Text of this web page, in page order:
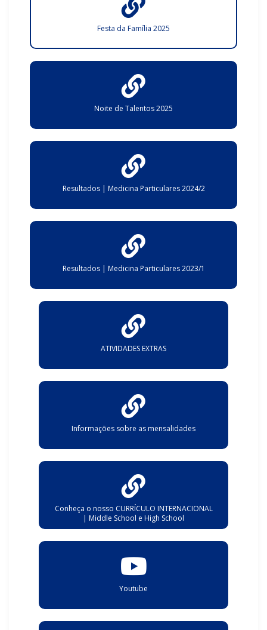
Festa da Família 2025
Noite de Talentos 2025
Resultados | Medicina Particulares 2024/2
Resultados | Medicina Particulares 2023/1
ATIVIDADES EXTRAS
Informações sobre as mensalidades
Conheça o nosso CURRÍCULO INTERNACIONAL
| Middle School e High School
Youtube